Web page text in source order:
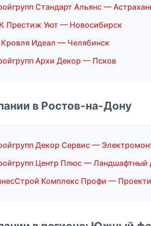
Стандарт Альянс —
Престиж Уют — Новосибирск
Идеал — Челябинск
Архи Декор — Псков
в Ростов-на-Дону
Декор Сервис —
Центр Плюс — Ландшафтный
Комплекс Профи —